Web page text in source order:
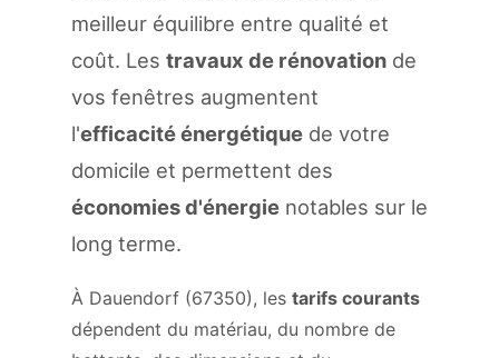
meilleur équilibre entre qualité et
coût. Les travaux de rénovation de
vos fenêtres augmentent
l'efficacité énergétique de votre
domicile et permettent des
économies d'énergie notables sur le
long terme.
À Dauendorf (67350), les tarifs courants
dépendent du matériau, du nombre de